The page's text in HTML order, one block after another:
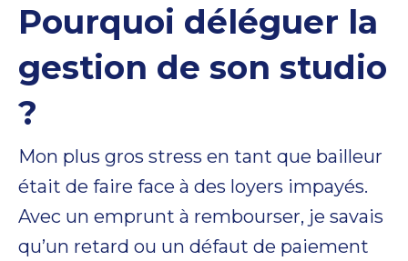
Pourquoi déléguer la
gestion de son studio
?
Mon plus gros stress en tant que bailleur
était de faire face à des loyers impayés.
Avec un emprunt à rembourser, je savais
qu’un retard ou un défaut de paiement